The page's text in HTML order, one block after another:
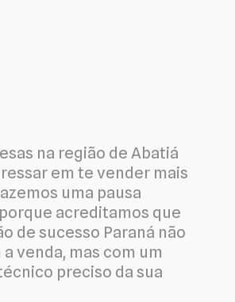
na região de Abatiá
em te vender mais
uma pausa
acreditamos que
de sucesso Paraná não
venda, mas com um
preciso da sua